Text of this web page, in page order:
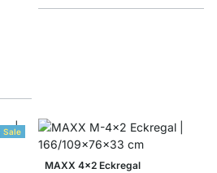
Sale
MAXX 4x2 Eckregal